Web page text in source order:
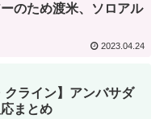
のため渡米、ソロアル
2023.04.24
クライン】アンバサダ
まとめ